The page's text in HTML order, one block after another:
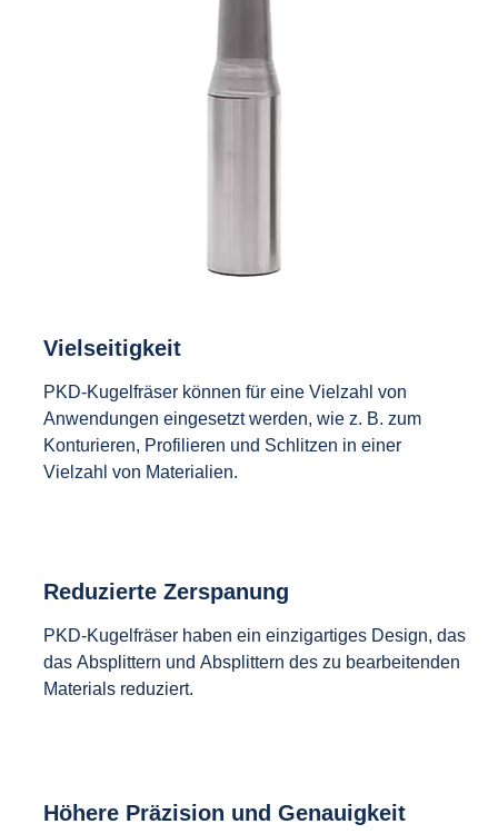
Vielseitigkeit
PKD-Kugelfräser können für eine Vielzahl von
Anwendungen eingesetzt werden, wie z. B. zum
Konturieren, Profilieren und Schlitzen in einer
Vielzahl von Materialien.
Reduzierte Zerspanung
PKD-Kugelfräser haben ein einzigartiges Design, das
das Absplittern und Absplittern des zu bearbeitenden
Materials reduziert.
Höhere Präzision und Genauigkeit